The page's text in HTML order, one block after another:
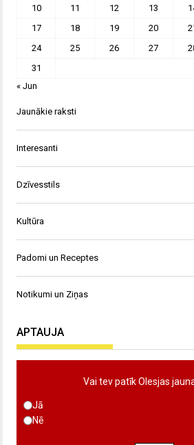
10 11 12 13
17
18 19 20
24
25 26 27
31
« Jun
Jaunākie raksti
Interesanti
Dzīvesstils
Kultūra
Padomi un Receptes
Notikumi un Ziņas
APTAUJA
Vai tev patīk Olesjas
Jā
Nē